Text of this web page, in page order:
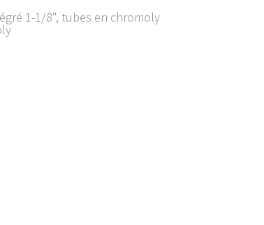
1-1/8", tubes en chromoly